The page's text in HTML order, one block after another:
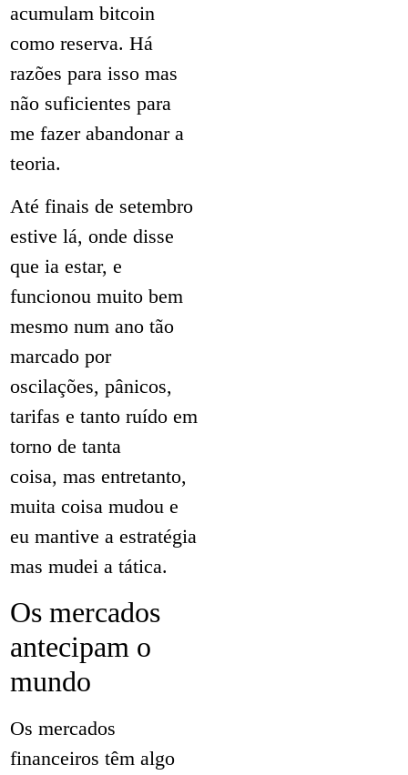
acumulam bitcoin
como reserva. Há
razões para isso mas
não suficientes para
me fazer abandonar a
teoria.
Até finais de setembro
estive lá, onde disse
que ia estar, e
funcionou muito bem
mesmo num ano tão
marcado por
oscilações, pânicos,
tarifas e tanto ruído em
torno de tanta
coisa, mas entretanto,
muita coisa mudou e
eu mantive a estratégia
mas mudei a tática.
Os mercados
antecipam o
mundo
Os mercados
financeiros têm algo